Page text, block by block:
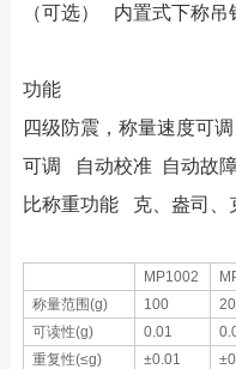
（可选） 内置式下称吊
功能
四级防震，称量速度可
可调 自动校准 自动故
比称重功能 克、盎司、
MP1002
称量范围(g)
100
可读性(g)
0.01
重复性(≤g)
±0.01